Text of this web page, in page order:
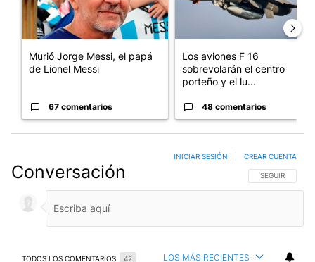
Murió Jorge Messi, el papá
de Lionel Messi
67 comentarios
Los aviones F 16
sobrevolarán el centro
porteño y el lu...
48 comentarios
Conversación SIGA ESTA
SEGUIR
INICIAR SESIÓN CREAR CUENTA
TODOS LOS COMENTARIOS 42 LOS MÁS RECIENTES